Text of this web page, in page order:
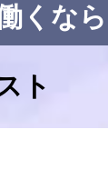
くな
ト